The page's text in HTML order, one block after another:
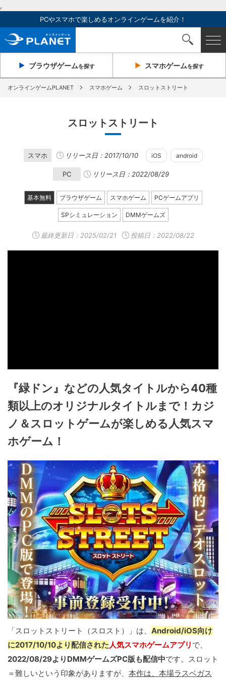
,
PCやスマホで楽しめるオンラインゲームを紹介！
ブラウザゲームを探す スマホゲームを探す
オンラインゲームPLANET スマホゲーム スロットストリート
スロットストリート
スマホ リリース日：2017/10/10 iOS android
PC リリース日：2022/08/29
基本無料 ブラウザゲーム スマホゲーム PCゲームアプリ
SPシミュレーション DMMゲームズ
最終更新日： 2025/02/21 投稿日：2022/08/22
『緑ドン』などの人気タイトルから40種
類以上のオリジナルタイトルまで！カジ
ノ＆スロットゲームが楽しめる人気スマ
ホゲーム！
「スロットストリート（スロスト）」は、 Android/iOS向け
に2017/10/10より配信された人気スマホゲームアプリ で、
2022/08/29よりDMMゲームズPC版も配信中です。スロット
＝難しいという印象がありますが、 本作は、本場ラスベガス